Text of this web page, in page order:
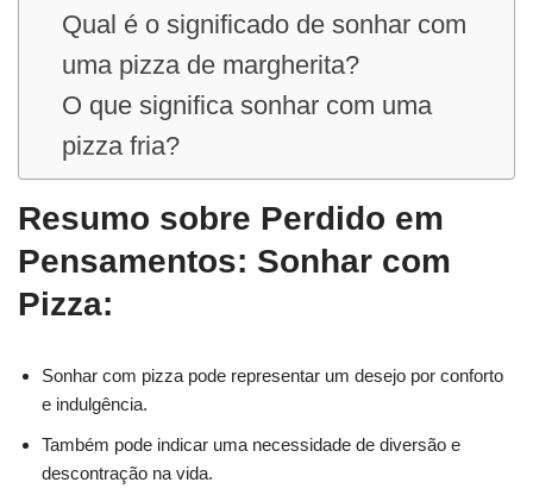
Qual é o significado de sonhar com
uma pizza de margherita?
O que significa sonhar com uma
pizza fria?
Resumo sobre Perdido em
Pensamentos: Sonhar com
Pizza:
Sonhar com pizza pode representar um desejo por conforto
e indulgência.
Também pode indicar uma necessidade de diversão e
descontração na vida.